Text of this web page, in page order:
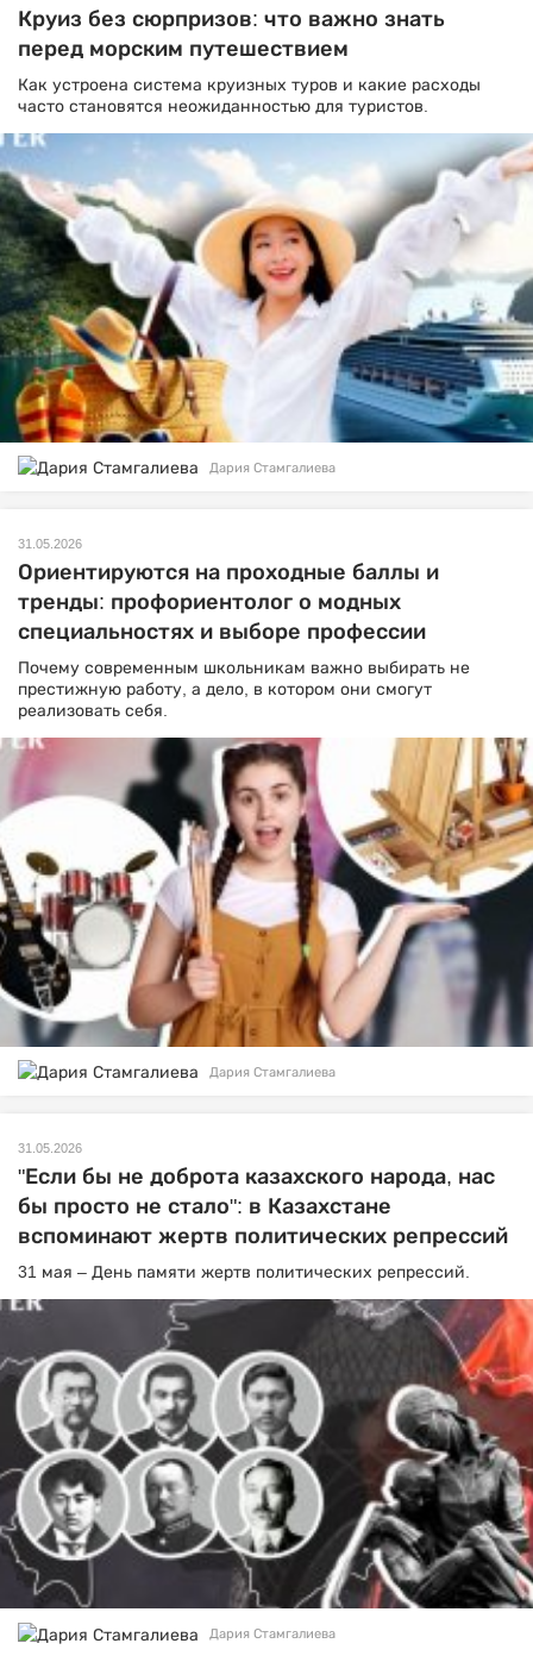
Круиз без сюрпризов: что важно знать
перед морским путешествием
Как устроена система круизных туров и какие расходы
часто становятся неожиданностью для туристов.
Дария Стамгалиева
31.05.2026
Ориентируются на проходные баллы и
тренды: профориентолог о модных
специальностях и выборе профессии
Почему современным школьникам важно выбирать не
престижную работу, а дело, в котором они смогут
реализовать себя.
Дария Стамгалиева
31.05.2026
"Если бы не доброта казахского народа, нас
бы просто не стало": в Казахстане
вспоминают жертв политических репрессий
31 мая – День памяти жертв политических репрессий.
Дария Стамгалиева